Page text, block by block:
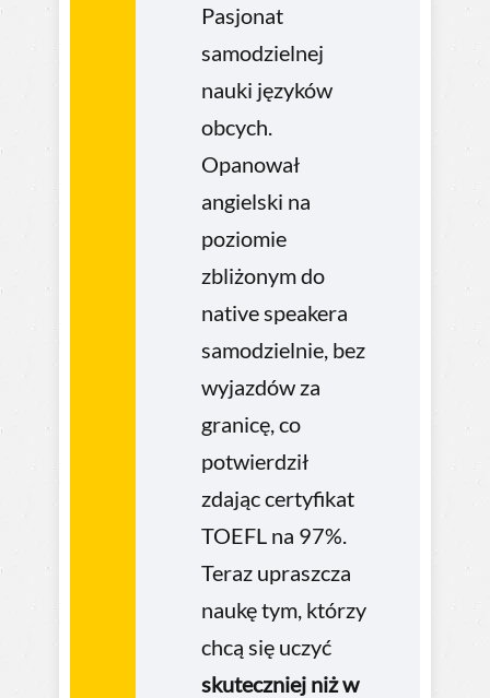
Pasjonat
samodzielnej
nauki języków
obcych.
Opanował
angielski na
poziomie
zbliżonym do
native speakera
samodzielnie, bez
wyjazdów za
granicę, co
potwierdził
zdając certyfikat
TOEFL na 97%.
Teraz upraszcza
naukę tym, którzy
chcą się uczyć
skuteczniej niż w